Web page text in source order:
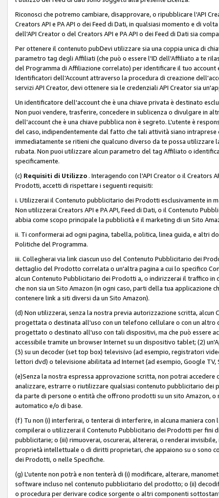
Riconosci che potremo cambiare, disapprovare, o ripubblicare l'API
Creators API e PA API o dei Feed di Dati, in qualsiasi momento e di
dell'API Creator o del Creators API e PA API o dei Feed di Dati sia
Per ottenere il contenuto pubDevi utilizzare sia una coppia unica di
parametro tag degli Affiliati (che può o essere l'ID dell'Affiliato a te
del Programma di Affiliazione correlato) per identificare il tuo account
Identificatori dell'Account attraverso la procedura di creazione
servizi API Creator, devi ottenere sia le credenziali API Creator sia
Un identificatore dell'account che è una chiave privata è destinato
Non puoi vendere, trasferire, concedere in sublicenza o divulgare in
dell'account che è una chiave pubblica non è segreto. L'utente è
del caso, indipendentemente dal fatto che tali attività siano
immediatamente se ritieni che qualcuno diverso da te possa
rubata. Non puoi utilizzare alcun parametro del tag Affiliato o
specificamente.
(c) Requisiti di Utilizzo . Interagendo con l'API Creator o il Creators
Prodotti, accetti di rispettare i seguenti requisiti:
i. Utilizzerai il Contenuto pubblicitario dei Prodotti esclusivamente in
Non utilizzerai Creators API e PA API, Feed di Dati, o il Contenuto
abbia come scopo principale la pubblicità e il marketing di un Sito
ii. Ti conformerai ad ogni pagina, tabella, politica, linea guida, e altri
Politiche del Programma.
iii. Collegherai via link ciascun uso del Contenuto Pubblicitario dei
dettaglio del Prodotto correlata o un'altra pagina a cui lo specifico
alcun Contenuto Pubblicitario dei Prodotti a, o indirizzerai il traffico in
che non sia un Sito Amazon (in ogni caso, parti della tua
contenere link a siti diversi da un Sito Amazon).
(d) Non utilizzerai, senza la nostra previa autorizzazione scritta,
progettata o destinata all'uso con un telefono cellulare o con un
progettato o destinato all'uso con tali dispositivi, ma che può essere
accessibile tramite un browser Internet su un dispositivo tablet; (2)
(3) su un decoder (set top box) televisivo (ad esempio, registratori
lettori dvd) o televisione abilitata ad Internet (ad esempio, Google TV,
(e)Senza la nostra espressa approvazione scritta, non potrai
analizzare, estrarre o riutilizzare qualsiasi contenuto pubblicitario
da parte di persone o entità che offrono prodotti su un sito Amazon,
automatico e/o di base.
(f) Tu non (i) interferirai, o tenterai di interferire, in alcuna maniera
compilerai o utilizzerai il Contenuto Pubblicitario dei Prodotti per
pubblicitarie; o (iii) rimuoverai, oscurerai, altererai, o renderai
proprietà intellettuale o di diritti proprietari, che appaiono su o sono
dei Prodotti, o nelle Specifiche.
(g) L'utente non potrà e non tenterà di (i) modificare, alterare,
software incluso nel contenuto pubblicitario del prodotto; o (ii)
o procedura per derivare codice sorgente o altri componenti